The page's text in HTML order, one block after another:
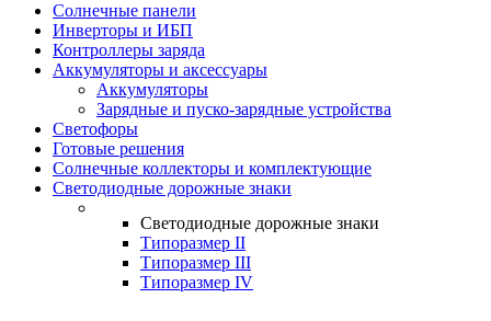
Солнечные панели
Инверторы и ИБП
Контроллеры заряда
Аккумуляторы и аксессуары
Аккумуляторы
Зарядные и пуско-зарядные устройства
Светофоры
Готовые решения
Солнечные коллекторы и комплектующие
Светодиодные дорожные знаки
Светодиодные дорожные знаки
Типоразмер II
Типоразмер III
Типоразмер IV